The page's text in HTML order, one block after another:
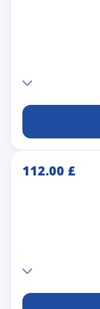
£
112.00